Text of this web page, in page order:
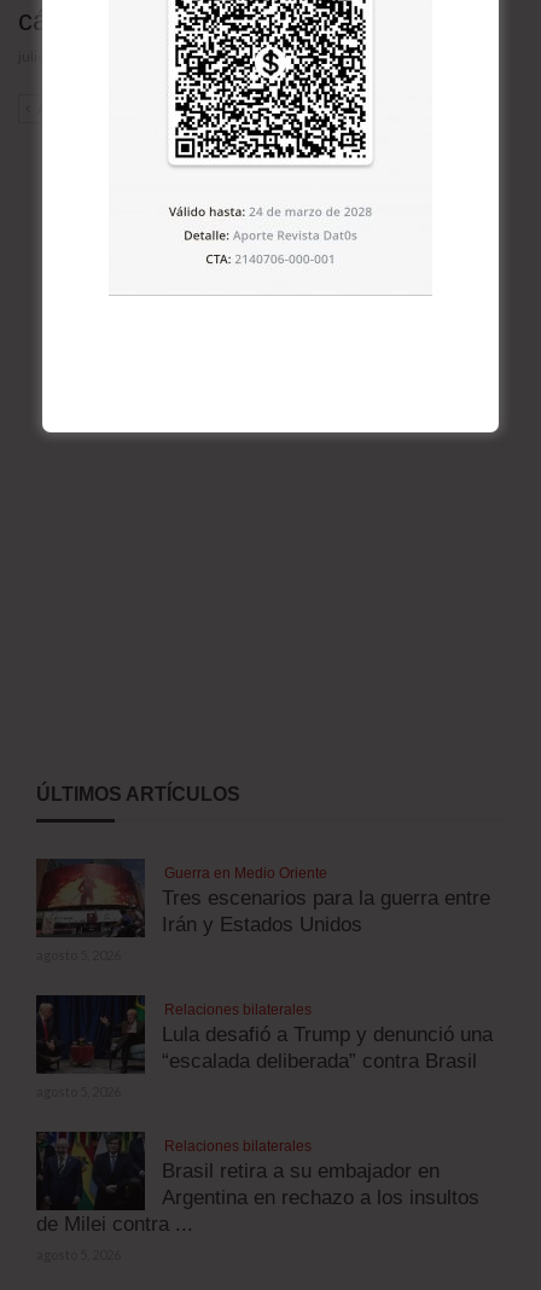
cámara
ÚLTIMOS ARTÍCULOS
Guerra en Medio Oriente
Tres escenarios para la guerra entre
Irán y Estados Unidos
Relaciones bilaterales
Lula desafió a Trump y denunció una
“escalada deliberada” contra Brasil
Relaciones bilaterales
Brasil retira a su embajador en
Argentina en rechazo a los insultos
de Milei contra ...